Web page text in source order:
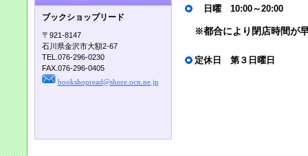
日曜 10:00～20:00
※都合により閉店時間が
定休日 第３日曜日
ブックショップリード
〒921-8147
石川県金沢市大額2-67
TEL.076-296-0230
FAX.076-296-0405
bookshopread@shore.ocn.ne.jp